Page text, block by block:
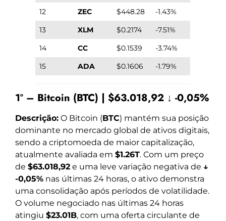
12
ZEC $448.28
-1.43%
13
XLM $0.2174
-7.51%
14
CC $0.1539
-3.74%
15
ADA $0.1606 -1.79%
1º – Bitcoin (BTC) | $63.018,92 ↓ -0,05%
Descrição: O Bitcoin (BTC) mantém sua posição
dominante no mercado global de ativos digitais,
sendo a criptomoeda de maior capitalização,
atualmente avaliada em $1.26T. Com um preço
de $63.018,92 e uma leve variação negativa de ↓
-0,05% nas últimas 24 horas, o ativo demonstra
uma consolidação após períodos de volatilidade.
O volume negociado nas últimas 24 horas
atingiu $23.01B, com uma oferta circulante de